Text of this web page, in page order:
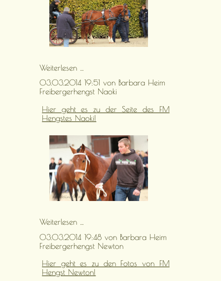
Weiterlesen …
03.03.2014 19:51 von Barbara Heim
Freibergerhengst Naoki
Hier geht es zu der Seite des FM
Hengstes Naoki!
Weiterlesen …
03.03.2014 19:48 von Barbara Heim
Freibergerhengst Newton
Hier geht es zu den Fotos von FM
Hengst Newton!